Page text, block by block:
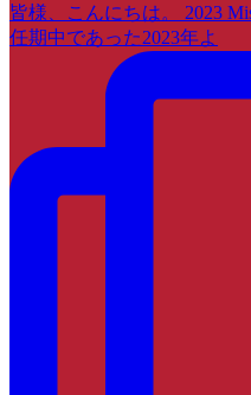
皆様、こんにちは。 2023
任期中であった2023年よ